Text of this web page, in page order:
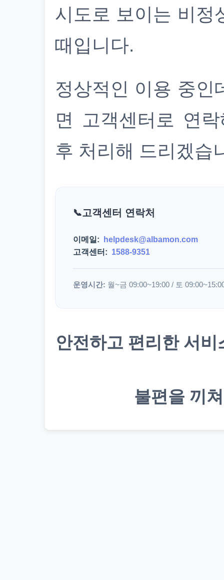
시도로 보이는 비정
때입니다.
정상적인 이용 중인
면 고객센터로 연
후 처리해 드리겠습
고객센터 연락처
이메일:
helpdesk@albamon.com
고객센터: 1588-9351
운영시간: 월~금 09:00~19:00 / 토
안전하고 편리한 서
불편을 끼